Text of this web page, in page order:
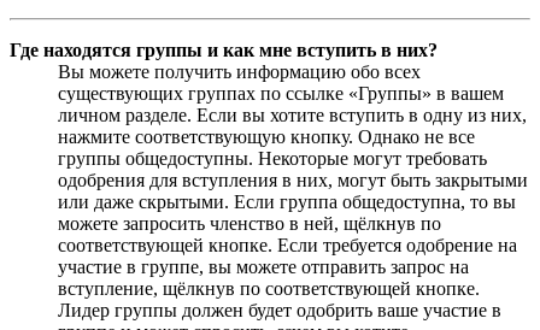
Где находятся группы и как мне вступить в них?
Вы можете получить информацию обо всех
существующих группах по ссылке «Группы» в вашем
личном разделе. Если вы хотите вступить в одну из них,
нажмите соответствующую кнопку. Однако не все
группы общедоступны. Некоторые могут требовать
одобрения для вступления в них, могут быть закрытыми
или даже скрытыми. Если группа общедоступна, то вы
можете запросить членство в ней, щёлкнув по
соответствующей кнопке. Если требуется одобрение на
участие в группе, вы можете отправить запрос на
вступление, щёлкнув по соответствующей кнопке.
Лидер группы должен будет одобрить ваше участие в